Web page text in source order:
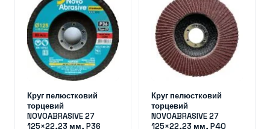
Круг пелюстковий
торцевий
NOVOABRASIVE 27
125×22,23 мм, P36
Круг пелюстковий
торцевий
NOVOABRASIVE 27
125×22,23 мм, P40